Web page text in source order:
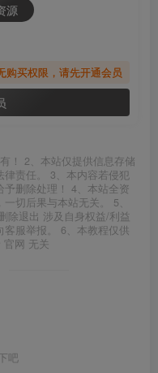
源
购买权限，请先开通会员
！ 2、本站仅提供信息存储
责任。 3、本内容若侵犯
删除处理！ 4、本站全资
切后果与本站无关。 5、
除退出 涉及自身权益/利益
服举报。 6、本教程仅供
网 无关
吧